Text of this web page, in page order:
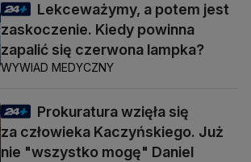
Lekceważymy, a potem jest
zaskoczenie. Kiedy powinna
zapalić się czerwona lampka?
WYWIAD MEDYCZNY
Prokuratura wzięła się
za człowieka Kaczyńskiego. Już
nie "wszystko mogę" Daniel